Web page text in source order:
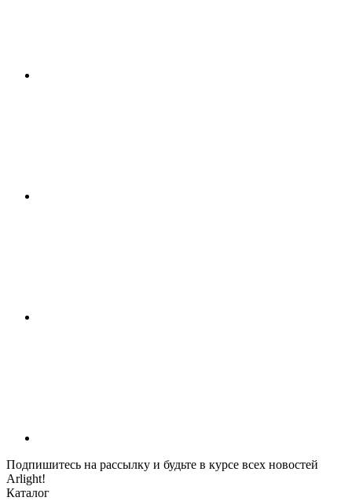
Подпишитесь на рассылку и будьте в курсе всех новостей
Arlight!
Каталог